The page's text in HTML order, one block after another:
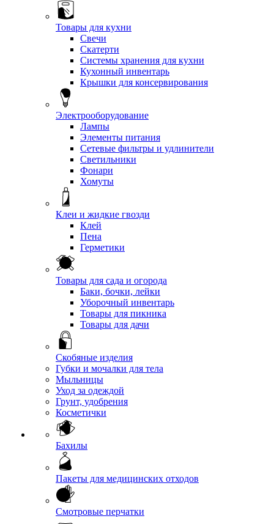
Товары для кухни
Свечи
Скатерти
Системы хранения для кухни
Кухонный инвентарь
Крышки для консервирования
Электрооборудование
Лампы
Элементы питания
Сетевые фильтры и удлинители
Светильники
Фонари
Хомуты
Клеи и жидкие гвозди
Клей
Пена
Герметики
Товары для сада и огорода
Баки, бочки, лейки
Уборочный инвентарь
Товары для пикника
Товары для дачи
Скобяные изделия
Губки и мочалки для тела
Мыльницы
Уход за одеждой
Грунт, удобрения
Косметички
Бахилы
Пакеты для медицинских отходов
Смотровые перчатки